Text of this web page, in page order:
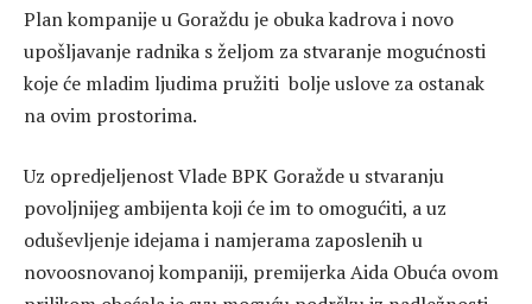
Plan kompanije u Goraždu je obuka kadrova i novo
upošljavanje radnika s željom za stvaranje mogućnosti
koje će mladim ljudima pružiti bolje uslove za ostanak
na ovim prostorima.
Uz opredjeljenost Vlade BPK Goražde u stvaranju
povoljnijeg ambijenta koji će im to omogućiti, a uz
oduševljenje idejama i namjerama zaposlenih u
novoosnovanoj kompaniji, premijerka Aida Obuća ovom